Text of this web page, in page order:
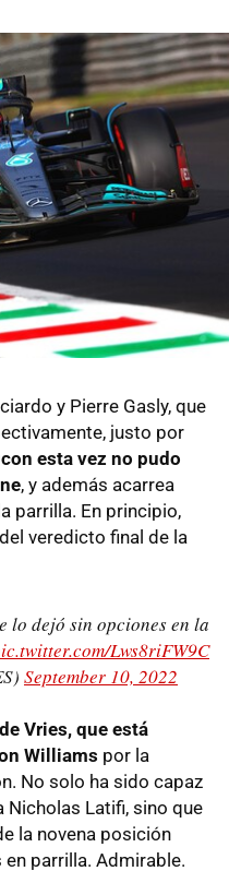
y Pierre Gasly, que
justo por
esta vez no pudo
, y además acarrea
parrilla. En principio,
veredicto final de la
lo dejó sin opciones en la
Lws8riFW9C
September 10, 2022
Vries, que está
Williams por la
No solo ha sido capaz
Nicholas Latifi, sino que
la novena posición
parrilla. Admirable.